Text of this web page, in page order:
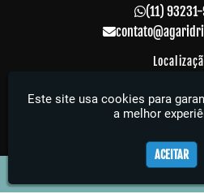
(11)
R. Acre, 229 - Vila
CEP:
Agari Drinks - Sua festa
Este site usa cookies para
a melhor
ACEITAR